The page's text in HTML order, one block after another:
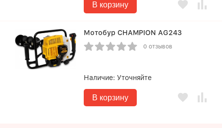
В корзину
Мотобур CHAMPION AG243
0 отзывов
Наличие:Уточняйте
В корзину